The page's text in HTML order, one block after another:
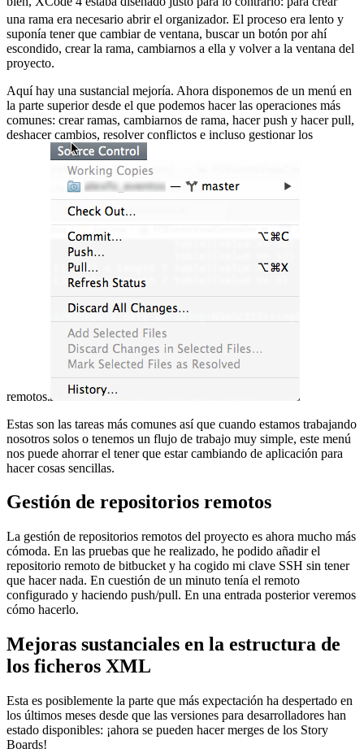
una rama era necesario abrir el organizador. El proceso era lento y
suponía tener que cambiar de ventana, buscar un botón por ahí
escondido, crear la rama, cambiarnos a ella y volver a la ventana del
proyecto.
Aquí hay una sustancial mejoría. Ahora disponemos de un menú en
la parte superior desde el que podemos hacer las operaciones más
comunes: crear ramas, cambiarnos de rama, hacer push y hacer pull,
deshacer cambios, resolver conflictos e incluso gestionar los
remotos.
Estas son las tareas más comunes así que cuando estamos trabajando
nosotros solos o tenemos un flujo de trabajo muy simple, este menú
nos puede ahorrar el tener que estar cambiando de aplicación para
hacer cosas sencillas.
Gestión de repositorios remotos
La gestión de repositorios remotos del proyecto es ahora mucho más
cómoda. En las pruebas que he realizado, he podido añadir el
repositorio remoto de bitbucket y ha cogido mi clave SSH sin tener
que hacer nada. En cuestión de un minuto tenía el remoto
configurado y haciendo push/pull. En una entrada posterior veremos
cómo hacerlo.
Mejoras sustanciales en la estructura de
los ficheros XML
Esta es posiblemente la parte que más expectación ha despertado en
los últimos meses desde que las versiones para desarrolladores han
estado disponibles: ¡ahora se pueden hacer merges de los Story
Boards!